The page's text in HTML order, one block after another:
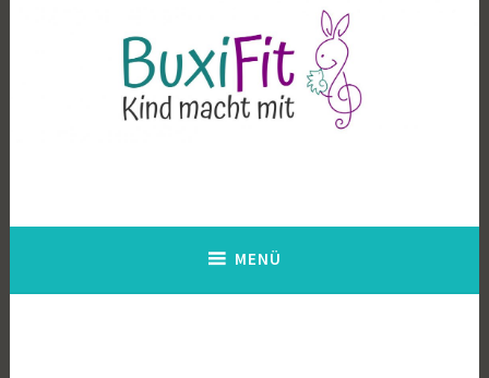
Kleinkindschwimmen, Musik mit Kindern, Trageberatung
MENÜ